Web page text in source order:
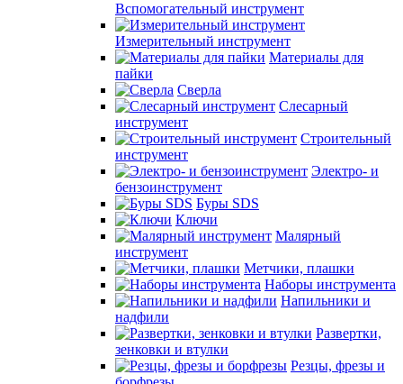
Вспомогательный инструмент
Измерительный инструмент
Материалы для
пайки
Сверла
Слесарный
инструмент
Строительный
инструмент
Электро- и
бензоинструмент
Буры SDS
Ключи
Малярный
инструмент
Метчики, плашки
Наборы инструмента
Напильники и
надфили
Развертки,
зенковки и втулки
Резцы, фрезы и